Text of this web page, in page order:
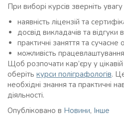
При виборі курсів зверніть увагу
наявність ліцензій та
досвід викладачів та відгуки
практичні заняття та сучасне
можливість
Щоб розпочати кар’єру у
оберіть курси поліграфологів.
необхідні знання та практичні
діяльності.
Опубліковано в Новини, Інше